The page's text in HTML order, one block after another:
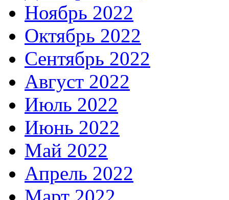
Ноябрь 2022
Октябрь 2022
Сентябрь 2022
Август 2022
Июль 2022
Июнь 2022
Май 2022
Апрель 2022